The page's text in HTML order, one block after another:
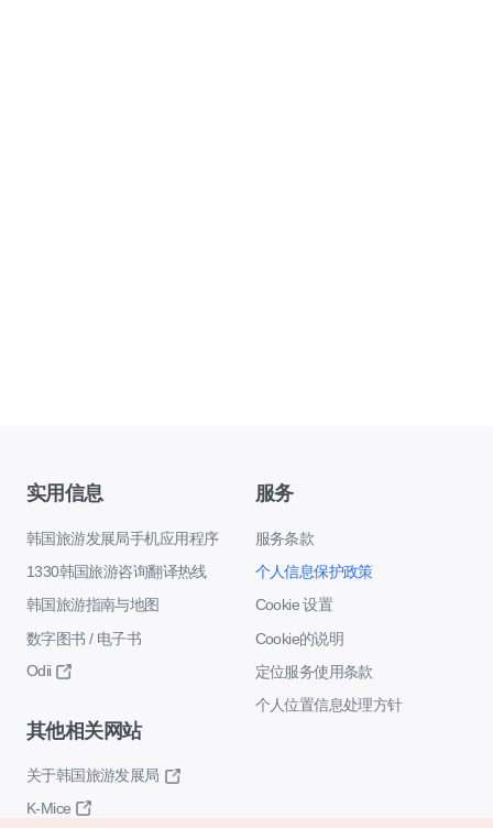
实用信息
韩国旅游发展局手机应用程序
1330韩国旅游咨询翻译热线
韩国旅游指南与地图
数字图书 / 电子书
Odii
服务
服务条款
个人信息保护政策
Cookie 设置
Cookie的说明
定位服务使用条款
个人位置信息处理方针
其他相关网站
关于韩国旅游发展局
K-Mice